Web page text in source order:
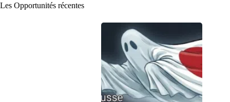
Les Opportunités récentes